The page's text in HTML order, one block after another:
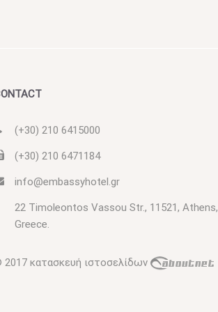
(+30) 210 6415000
(+30) 210 6471184
info@embassyhotel.gr
22 Timoleontos Vassou Str., 11521, Athens,
Greece.
2017 κατασκευή ιστοσελίδων